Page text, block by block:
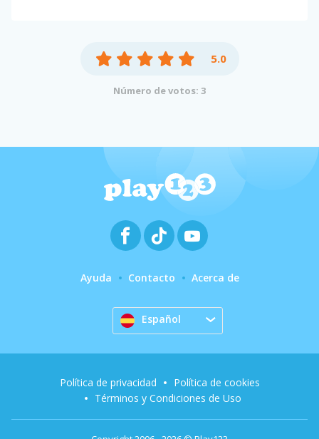
5.0
Número de votos: 3
Ayuda Contacto Acerca de
Español
Política de privacidad
Política de cookies
Términos y Condiciones de Uso